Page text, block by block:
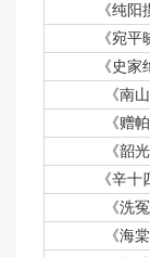
《纯阳
《宛平
《史家
《南
《赠
《韶
《辛十
《洗
《海